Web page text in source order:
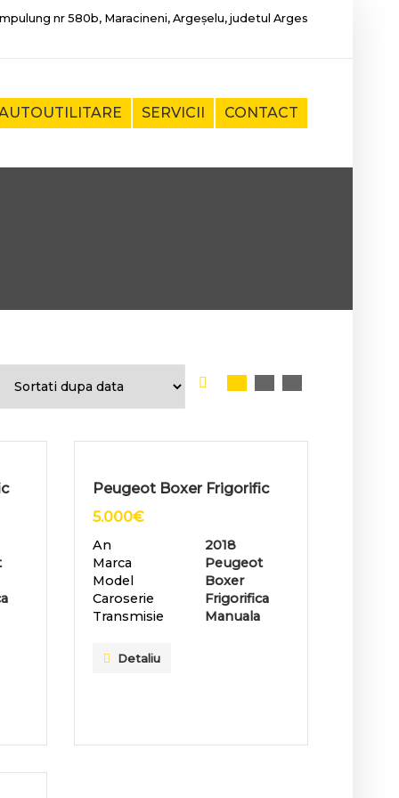
nr 580b, Maracineni, Argeșelu, judetul Arges
SERVICII CONTACT
Peugeot Boxer Frigorific
5.000€
An
2018
Marca
Peugeot
Model
Boxer
Caroserie
Frigorifica
Transmisie
Manuala
Detaliu